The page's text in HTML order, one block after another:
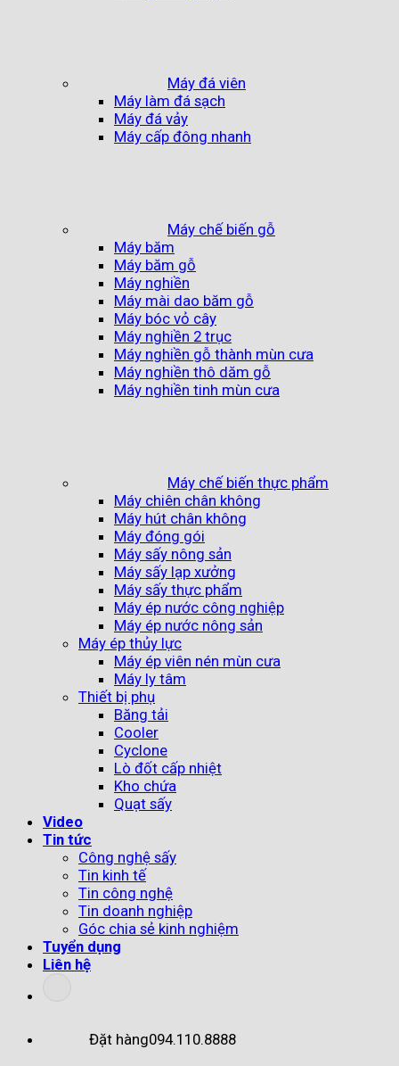
Máy đá viên
Máy làm đá sạch
Máy đá vảy
Máy cấp đông nhanh
Máy chế biến gỗ
Máy băm
Máy băm gỗ
Máy nghiền
Máy mài dao băm gỗ
Máy bóc vỏ cây
Máy nghiền 2 trục
Máy nghiền gỗ thành mùn cưa
Máy nghiền thô dăm gỗ
Máy nghiền tinh mùn cưa
Máy chế biến thực phẩm
Máy chiên chân không
Máy hút chân không
Máy đóng gói
Máy sấy nông sản
Máy sấy lạp xưởng
Máy sấy thực phẩm
Máy ép nước công nghiệp
Máy ép nước nông sản
Máy ép thủy lực
Máy ép viên nén mùn cưa
Máy ly tâm
Thiết bị phụ
Băng tải
Cooler
Cyclone
Lò đốt cấp nhiệt
Kho chứa
Quạt sấy
Video
Tin tức
Công nghệ sấy
Tin kinh tế
Tin công nghệ
Tin doanh nghiệp
Góc chia sẻ kinh nghiệm
Tuyển dụng
Liên hệ
Đặt hàng094.110.8888